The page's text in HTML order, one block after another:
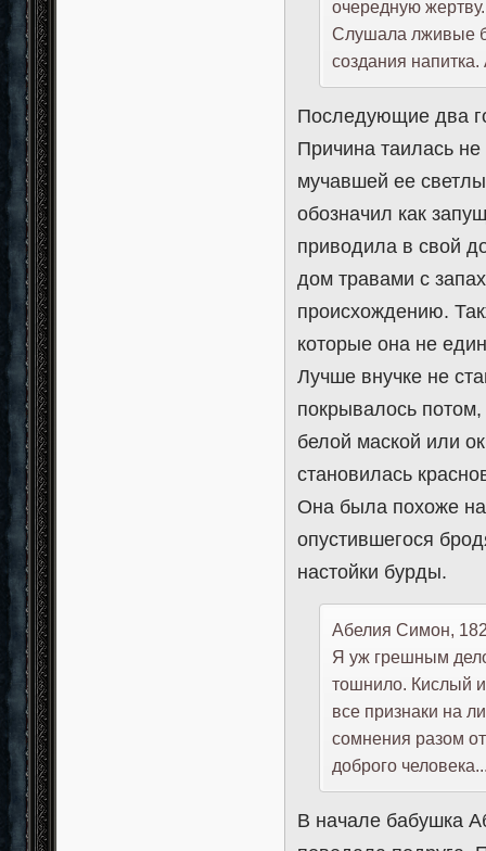
очередную
Слушала лживые
создания
Последующие два
Причина таилась
мучавшей ее
обозначил как
приводила в свой
дом травами с
происхождению.
которые она не
Лучше внучке не
покрывалось
белой маской или
становилась
Она была похоже на
опустившегося
настойки бурды.
Абелия Симон,
Я уж грешным
тошнило. Кислый
все признаки на
сомнения разом
доброго
В начале бабушка